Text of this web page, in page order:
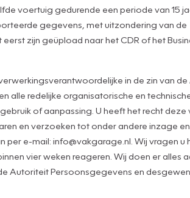
voertuig gedurende een periode van 15
gegevens, met uitzondering van de
zijn geüpload naar het CDR of het
in de zin van de
alle redelijke organisatorische en
of aanpassing. U heeft het recht deze
en verzoeken tot onder andere inzage
e-mail: info@vakgarage.nl. Wij vragen u
vier weken reageren. Wij doen er alles
Autoriteit Persoonsgegevens en